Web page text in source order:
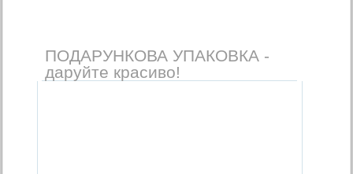
ПОДАРУНКОВА УПАКОВКА -
даруйте красиво!